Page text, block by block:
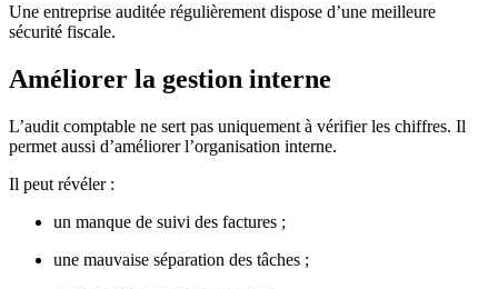
Une entreprise auditée régulièrement dispose d’une meilleure
sécurité fiscale.
Améliorer la gestion interne
L’audit comptable ne sert pas uniquement à vérifier les chiffres. Il
permet aussi d’améliorer l’organisation interne.
Il peut révéler :
un manque de suivi des factures ;
une mauvaise séparation des tâches ;